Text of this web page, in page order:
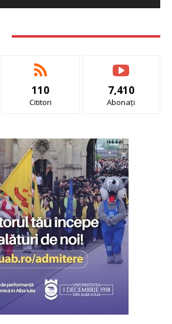
110
Cititori
7,410
Abonați